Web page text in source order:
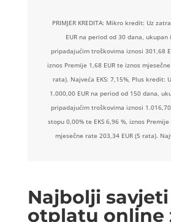
PRIMJER KREDITA: Mikro kredit: Uz
EUR na period od 30 dana, ukupan
pripadajućim troškovima iznosi 301,68
iznos Premije 1,68 EUR te iznos
rata). Najveća EKS: 7,15%, Plus kredit:
1.000,00 EUR na period od 150 dana,
pripadajućim troškovima iznosi
stopu 0,00% te EKS 6,96 %, iznos
mjesečne rate 203,34 EUR (5 rata).
Najbolji
otplatu online